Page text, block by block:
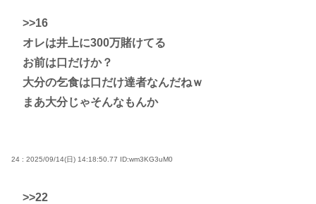
>>16
オレは井上に300万賭けてる
お前は口だけか？
大分の乞食は口だけ達者なんだねｗ
まあ大分じゃそんなもんか
24 : 2025/09/14(日) 14:18:50.77 ID:wm3KG3uM0
>>22